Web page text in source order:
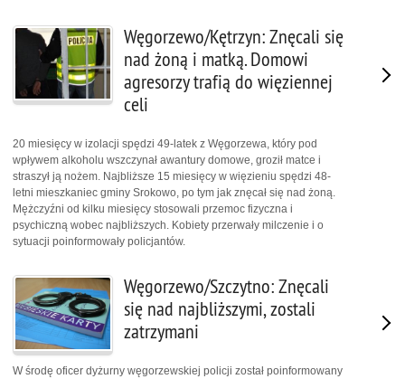
Węgorzewo/Kętrzyn: Znęcali się
nad żoną i matką. Domowi
agresorzy trafią do więziennej
celi
20 miesięcy w izolacji spędzi 49-latek z Węgorzewa, który pod
wpływem alkoholu wszczynał awantury domowe, groził matce i
straszył ją nożem. Najbliższe 15 miesięcy w więzieniu spędzi 48-
letni mieszkaniec gminy Srokowo, po tym jak znęcał się nad żoną.
Mężczyźni od kilku miesięcy stosowali przemoc fizyczna i
psychiczną wobec najbliższych. Kobiety przerwały milczenie i o
sytuacji poinformowały policjantów.
Węgorzewo/Szczytno: Znęcali
się nad najbliższymi, zostali
zatrzymani
W środę oficer dyżurny węgorzewskiej policji został poinformowany